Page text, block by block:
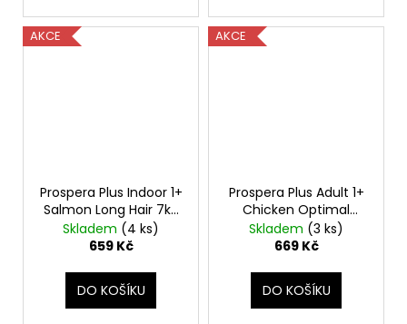
AKCE
Prospera Plus Indoor 1+
Salmon Long Hair 7kg
+ BAREL ZDARMA
Skladem (4 ks)
659 Kč
DO KOŠÍKU
AKCE
Prospera Plus Adult 1+
Chicken Optimal
Wellness 7kg + BAREL
ZDARMA
Skladem (3 ks)
669 Kč
DO KOŠÍKU